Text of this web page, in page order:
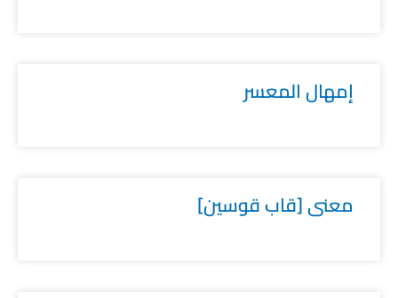
إمهال المعسر
معنى [قاب قوسين]